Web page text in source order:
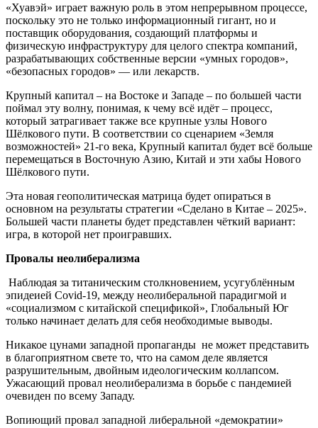
«Хуавэй» играет важную роль в этом непрерывном процессе,
поскольку это не только информационный гигант, но и
поставщик оборудования, создающий платформы и
физическую инфраструктуру для целого спектра компаний,
разрабатывающих собственные версии «умных городов»,
«безопасных городов» — или лекарств.
Крупный капитал – на Востоке и Западе – по большей части
поймал эту волну, понимая, к чему всё идёт – процесс,
который затрагивает также все крупные узлы Нового
Шёлкового пути. В соответствии со сценарием «Земля
возможностей» 21-го века, Крупный капитал будет всё больше
перемещаться в Восточную Азию, Китай и эти хабы Нового
Шёлкового пути.
Эта новая геополитическая матрица будет опираться в
основном на результаты стратегии «Сделано в Китае – 2025».
Большей части планеты будет представлен чёткий вариант:
игра, в которой нет проигравших.
Провалы неолиберализма
Наблюдая за титаническим столкновением, усугублённым
эпидеией Covid-19, между неолиберальной парадигмой и
«социализмом с китайской спецификой», Глобальный Юг
только начинает делать для себя необходимые выводы.
Никакое цунами западной пропаганды не может представить
в благоприятном свете то, что на самом деле является
разрушительным, двойным идеологическим коллапсом.
Ужасающий провал неолиберализма в борьбе с пандемией
очевиден по всему Западу.
Вопиющий провал западной либеральной «демократии»